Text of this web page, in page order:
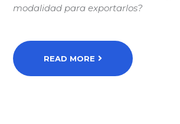
modalidad para exportarlos?
READ MORE